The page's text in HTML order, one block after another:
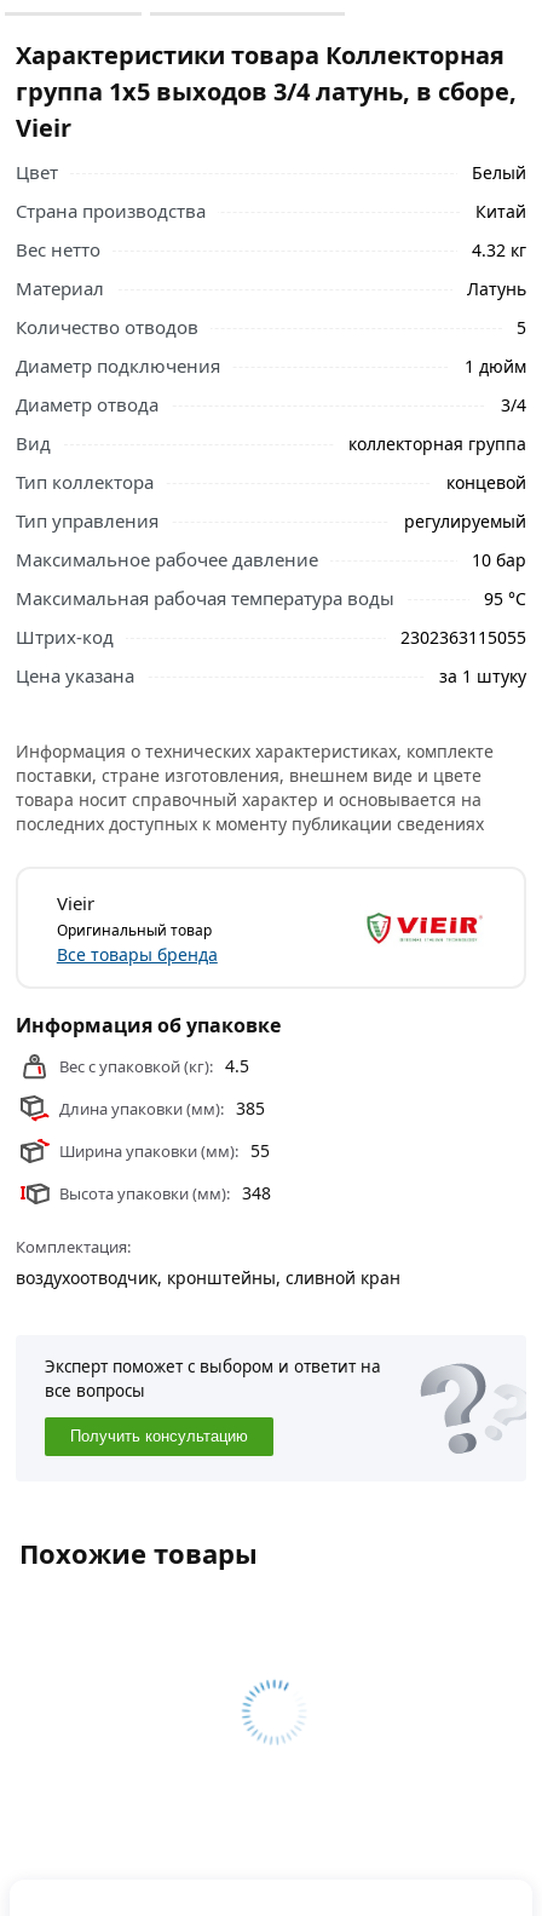
Ознакомьтесь с подробными характеристиками,
описанием и отзывами о товаре, чтобы сделать
правильный выбор и заказать онлайн. Наши
свяжутся с Вами для согласования условий доставки
или самовывоза.
Условия доставки и цены на товар Коллекторная группа
1х5 выходов 3/4 латунь, в сборе, Vieir из категории
области.
Характеристики товара Коллекторная
группа 1х5 выходов 3/4 латунь, в сборе,
Vieir
Цвет Белый
Страна производства Китай
Вес нетто 4.32 кг
Материал Латунь
Количество отводов 5
Диаметр подключения 1 дюйм
Диаметр отвода 3/4
Вид коллекторная группа
Тип коллектора концевой
Тип управления регулируемый
Максимальное рабочее давление 10 бар
Максимальная рабочая температура воды 95 °C
Штрих-код 2302363115055
Цена указана за 1 штуку
Информация о технических характеристиках, комплекте
поставки, стране изготовления, внешнем виде и цвете
товара носит справочный характер и основывается на
последних доступных к моменту публикации сведениях
Vieir
Оригинальный товар
Все товары бренда
Информация об упаковке
Вес с упаковкой (кг): 4.5
Длина упаковки (мм): 385
Ширина упаковки (мм): 55
Высота упаковки (мм): 348
Комплектация:
воздухоотводчик, кронштейны, сливной кран
Эксперт поможет с выбором и ответит на
все вопросы
Получить консультацию
Похожие товары